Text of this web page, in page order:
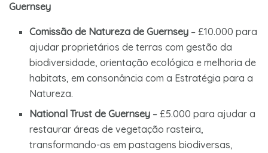
Guernsey
Comissão de Natureza de Guernsey – £10.000 para
ajudar proprietários de terras com gestão da
biodiversidade, orientação ecológica e melhoria de
habitats, em consonância com a Estratégia para a
Natureza.
National Trust de Guernsey – £5.000 para ajudar a
restaurar áreas de vegetação rasteira,
transformando-as em pastagens biodiversas,